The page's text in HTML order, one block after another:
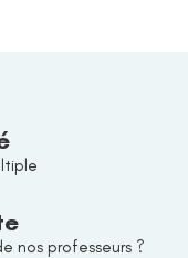
nos professeurs ?